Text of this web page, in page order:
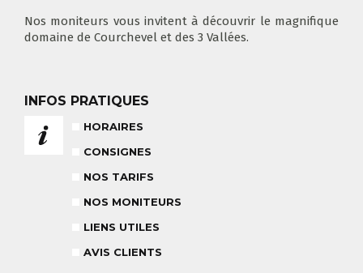
NOS TARIFS
POUR CET HIVER
CONSEILS POUR VOTRE COURS
CONSEILS AUX PARENTS
FLÈCHE & CHAMOIS
TOUS LES JOURS
COURS DE SKI ENFANTS & TEAM
À PARTIR DE 670€
Nos moniteurs vous invitent à découvrir le magnifique
domaine de Courchevel et des 3 Vallées.
INFOS PRATIQUES
HORAIRES
CONSIGNES
NOS TARIFS
NOS MONITEURS
LIENS UTILES
AVIS CLIENTS